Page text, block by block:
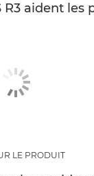
aident
LE PRODUIT